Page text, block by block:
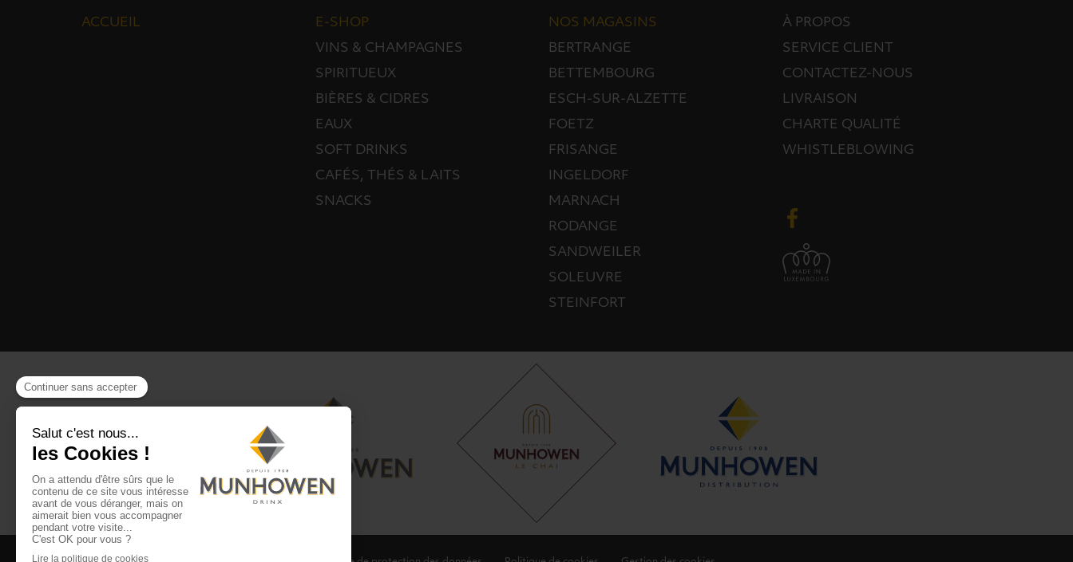
ACCUEIL
E-SHOP
VINS & CHAMPAGNES
SPIRITUEUX
BIÈRES & CIDRES
EAUX
SOFT DRINKS
CAFÉS, THÉS & LAITS
SNACKS
NOS MAGASINS
BERTRANGE
BETTEMBOURG
ESCH-SUR-ALZETTE
FOETZ
FRISANGE
INGELDORF
MARNACH
RODANGE
SANDWEILER
SOLEUVRE
STEINFORT
À PROPOS
SERVICE CLIENT
CONTACTEZ-NOUS
LIVRAISON
CHARTE QUALITÉ
WHISTLEBLOWING